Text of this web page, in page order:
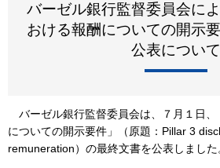
バーゼル銀行監督委員会に
おける報酬についての開示
公表について
バーゼル銀行監督委員会は、７月１日
についての開示要件」（原題：Pillar 3
remuneration）の最終文書を公表しました